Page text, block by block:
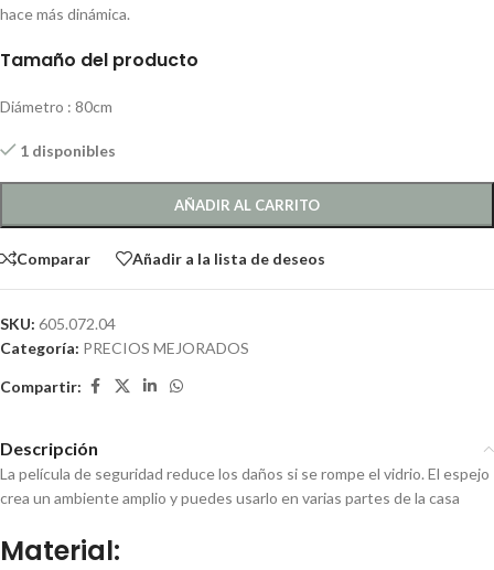
hace más dinámica.
Tamaño del producto
Diámetro : 80cm
1 disponibles
AÑADIR AL CARRITO
Comparar Añadir a la lista de deseos
SKU: 605.072.04
Categoría: PRECIOS MEJORADOS
Compartir:
Descripción
La película de seguridad reduce los daños si se rompe el vidrio. El espejo
crea un ambiente amplio y puedes usarlo en varias partes de la casa
Material: